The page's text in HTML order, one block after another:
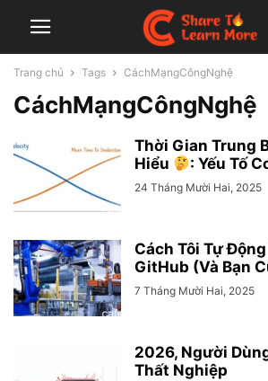
Trang chủ Tags CáchMạngCôngNghệ
CáchMạngCôngNghệ
Thời Gian Trung
Hiểu
: Yếu Tố
24 Tháng Mười Hai, 2025
Cách Tôi Tự Động
GitHub (Và Bạn
7 Tháng Mười Hai, 2025
2026, Người
Thất Nghiệp